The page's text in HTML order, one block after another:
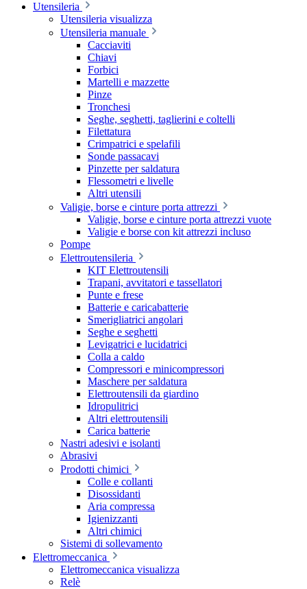
Utensileria
Utensileria visualizza
Utensileria manuale
Cacciaviti
Chiavi
Forbici
Martelli e mazzette
Pinze
Tronchesi
Seghe, seghetti, taglierini e coltelli
Filettatura
Crimpatrici e spelafili
Sonde passacavi
Pinzette per saldatura
Flessometri e livelle
Altri utensili
Valigie, borse e cinture porta attrezzi
Valigie, borse e cinture porta attrezzi vuote
Valigie e borse con kit attrezzi incluso
Pompe
Elettroutensileria
KIT Elettroutensili
Trapani, avvitatori e tassellatori
Punte e frese
Batterie e caricabatterie
Smerigliatrici angolari
Seghe e seghetti
Levigatrici e lucidatrici
Colla a caldo
Compressori e minicompressori
Maschere per saldatura
Elettroutensili da giardino
Idropulitrici
Altri elettroutensili
Carica batterie
Nastri adesivi e isolanti
Abrasivi
Prodotti chimici
Colle e collanti
Disossidanti
Aria compressa
Igienizzanti
Altri chimici
Sistemi di sollevamento
Elettromeccanica
Elettromeccanica visualizza
Relè